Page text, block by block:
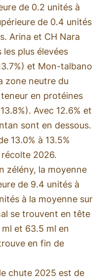
de 0.2 unités à
de 0.4 unités
Arina et CH Nara
plus élevées
et Mon-talbano
zone neutre du
en protéines
Avec 12.6% et
sont en dessous.
13.0% à 13.5%
2026.
zélény, la moyenne
de 9.4 unités à
à la moyenne sur
se trouvent en tête
et 63.5 ml en
en fin de
chute 2025 est de